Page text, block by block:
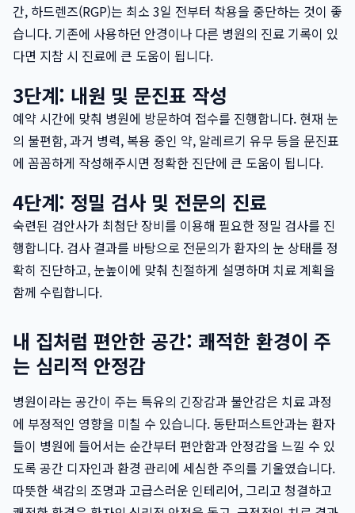
간, 하드렌즈(RGP)는 최소 3일 전부터 착용을 중단하는 것이 좋
습니다. 기존에 사용하던 안경이나 다른 병원의 진료 기록이 있
다면 지참 시 진료에 큰 도움이 됩니다.
3단계: 내원 및 문진표 작성
예약 시간에 맞춰 병원에 방문하여 접수를 진행합니다. 현재 눈
의 불편함, 과거 병력, 복용 중인 약, 알레르기 유무 등을 문진표
에 꼼꼼하게 작성해주시면 정확한 진단에 큰 도움이 됩니다.
4단계: 정밀 검사 및 전문의 진료
숙련된 검안사가 최첨단 장비를 이용해 필요한 정밀 검사를 진
행합니다. 검사 결과를 바탕으로 전문의가 환자의 눈 상태를 정
확히 진단하고, 눈높이에 맞춰 친절하게 설명하며 치료 계획을
함께 수립합니다.
내 집처럼 편안한 공간: 쾌적한 환경이 주
는 심리적 안정감
병원이라는 공간이 주는 특유의 긴장감과 불안감은 치료 과정
에 부정적인 영향을 미칠 수 있습니다. 동탄퍼스트안과는 환자
들이 병원에 들어서는 순간부터 편안함과 안정감을 느낄 수 있
도록 공간 디자인과 환경 관리에 세심한 주의를 기울였습니다.
따뜻한 색감의 조명과 고급스러운 인테리어, 그리고 청결하고